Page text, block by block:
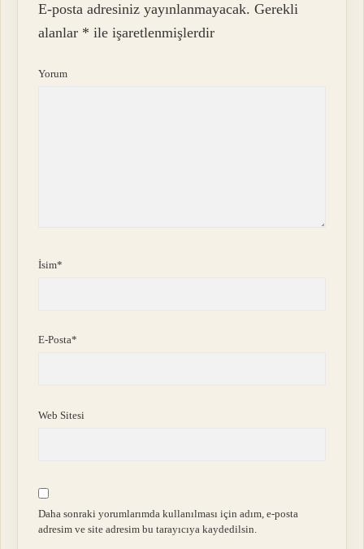
E-posta adresiniz yayınlanmayacak. Gerekli
alanlar * ile işaretlenmişlerdir
Yorum
İsim*
E-Posta*
Web Sitesi
Daha sonraki yorumlarımda kullanılması için adım, e-posta
adresim ve site adresim bu tarayıcıya kaydedilsin.